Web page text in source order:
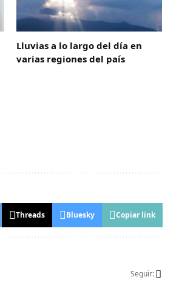
Lluvias a lo largo del día en
varias regiones del país
Threads Bluesky Copiar link
Seguir: